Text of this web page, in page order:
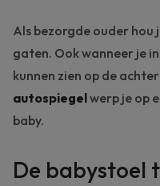
Als bezorgde ouder hou
gaten. Ook wanneer je
kunnen zien op de
autospiegelwerp je op
baby.
De babystoel